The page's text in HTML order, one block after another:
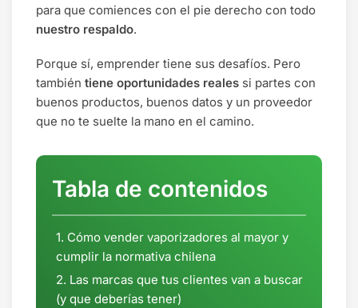
para que comiences con el pie derecho con todo
nuestro respaldo.
Porque sí, emprender tiene sus desafíos. Pero
también tiene oportunidades reales si partes con
buenos productos, buenos datos y un proveedor
que no te suelte la mano en el camino.
Tabla de contenidos
Cómo vender vaporizadores al mayor y
cumplir la normativa chilena
Las marcas que tus clientes van a buscar
(y que deberías tener)